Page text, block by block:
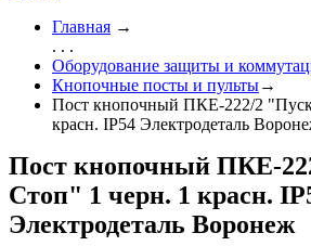
Главная →
. . .
Оборудование защиты и
Кнопочные посты и пульты→
Пост кнопочный ПКЕ-222/2
красн. IP54 Электродеталь
Пост кнопочный ПКЕ-
Стоп" 1 черн. 1 красн.
Электродеталь Воронеж